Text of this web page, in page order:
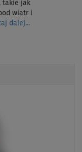
takie jak
wiatr i
dalej...